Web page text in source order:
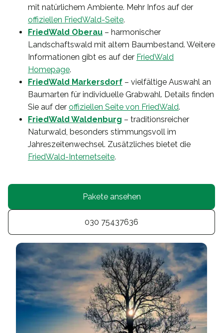
mit natürlichem Ambiente. Mehr Infos auf der
offiziellen FriedWald-Seite.
FriedWald Oberau – harmonischer
Landschaftswald mit altem Baumbestand. Weitere
Informationen gibt es auf der FriedWald
Homepage.
FriedWald Markersdorf – vielfältige Auswahl an
Baumarten für individuelle Grabwahl. Details finden
Sie auf der offiziellen Seite von FriedWald.
FriedWald Waldenburg – traditionsreicher
Naturwald, besonders stimmungsvoll im
Jahreszeitenwechsel. Zusätzliches bietet die
FriedWald-Internetseite.
Pakete ansehen
030 75437636